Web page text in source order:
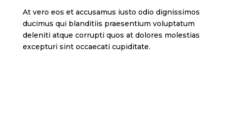
At vero eos et accusamus iusto odio dignissimos
ducimus qui blanditiis praesentium voluptatum
deleniti atque corrupti quos at dolores molestias
excepturi sint occaecati cupiditate.